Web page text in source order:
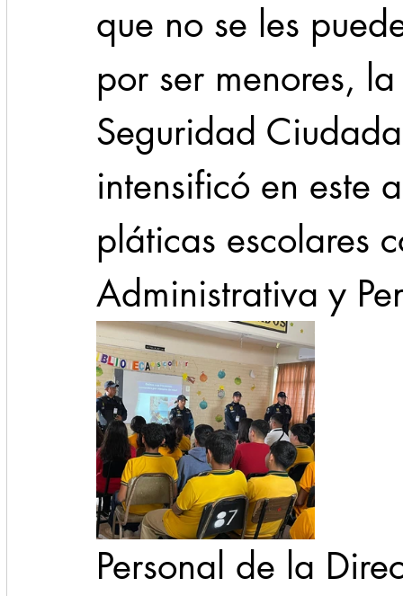
que no se les
por ser menores,
Seguridad
intensificó en este
pláticas escolares
Administrativa y
Personal de la